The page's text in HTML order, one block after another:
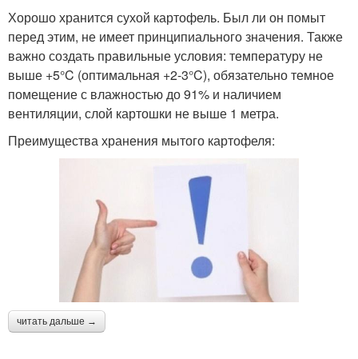
Хорошо хранится сухой картофель. Был ли он помыт
перед этим, не имеет принципиального значения. Также
важно создать правильные условия: температуру не
выше +5°C (оптимальная +2-3°C), обязательно темное
помещение с влажностью до 91% и наличием
вентиляции, слой картошки не выше 1 метра.
Преимущества хранения мытого картофеля:
читать дальше →